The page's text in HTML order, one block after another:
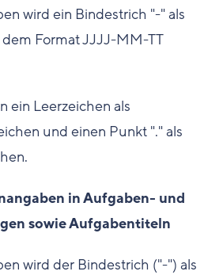
wird ein Bindestrich "-" als
Format JJJJ-MM-TT
ein Leerzeichen als
und einen Punkt "." als
in Aufgaben- und
sowie Aufgabentiteln
wird der Bindestrich ("-") als